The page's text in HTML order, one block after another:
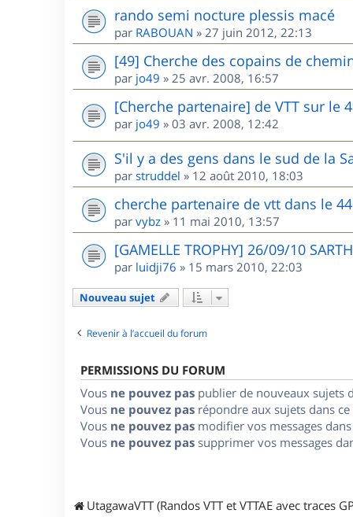
rando semi nocture plessis macé
par RABOUAN » 27 juin 2012, 22:13
[49] Cherche des copains de
par jo49 » 25 avr. 2008, 16:57
[Cherche partenaire] de VTT sur le
par jo49 » 03 avr. 2008, 12:42
S'il y a des gens dans le sud de la
par struddel » 12 août 2010, 18:03
cherche partenaire de vtt dans le 44
par vybz » 11 mai 2010, 13:57
[GAMELLE TROPHY] 26/09/10
par luidji76 » 15 mars 2010, 22:03
Nouveau sujet
Revenir à l’accueil du forum
PERMISSIONS DU FORUM
Vous ne pouvez pas publier de nouveaux sujets
Vous ne pouvez pas répondre aux sujets dans
Vous ne pouvez pas modifier vos messages
Vous ne pouvez pas supprimer vos messages
UtagawaVTT (Randos VTT et VTTAE avec traces